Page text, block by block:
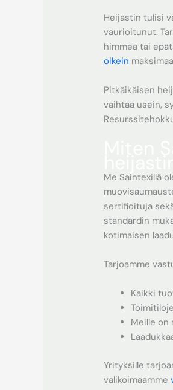
Heijastin tulisi
vaurioitunut.
himmeä tai
oikein
Pitkäikäisen
vaihtaa usein,
Me Saintexillä
sertifioituja
standardin
kotimaisen
Tarjoamme
Kaikki
Meille
Yrityksille
valikoimaamme